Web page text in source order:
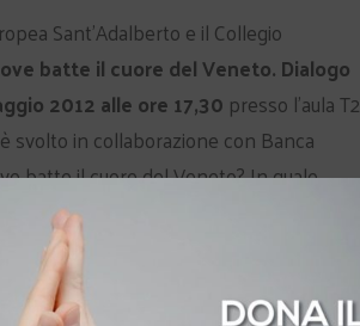
Sant’Adalberto e il Collegio
batte il cuore del Veneto. Dialogo
2012 alle ore 17,30 presso l’aula T2
svolto in collaborazione con Banca
batte il cuore del Veneto? In quale
di un anziano, il desiderio di un
un immigrato? E di che è fatto questo
si teme di perdere? E noi veneti,
guardare al futuro con qualche filo di